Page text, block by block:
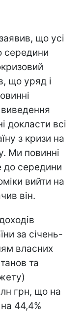
що усі
середини
що уряд і
докласти всі
з кризи на
Ми повинні
до середини
вийти на
він.
за січень-
власних
та
грн, що на
44,4%